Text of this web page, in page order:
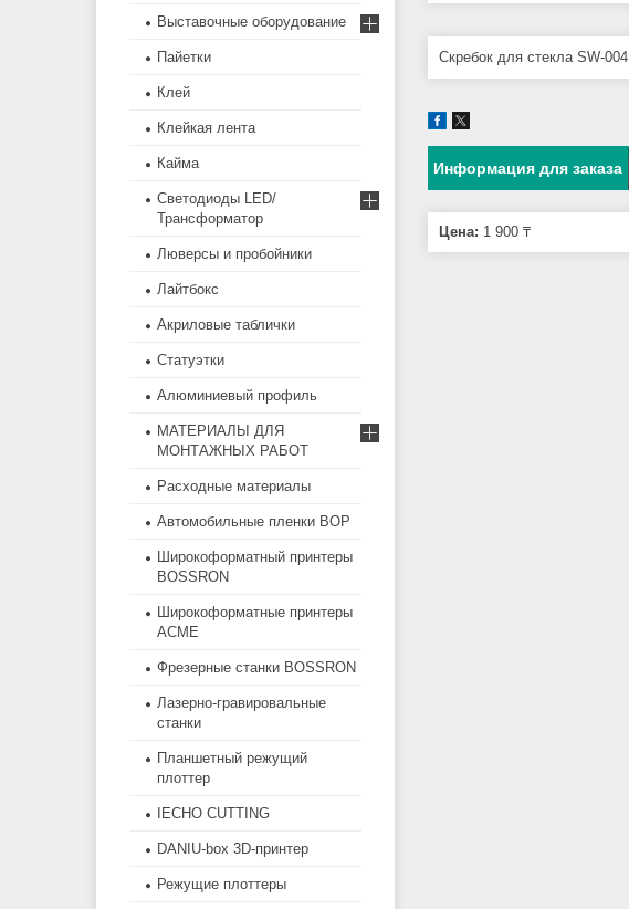
Скребок для стекла SW-004
Информация для заказа
Цена: 1 900 ₸
Выставочные оборудование
Пайетки
Клей
Клейкая лента
Кайма
Светодиоды LED/
Трансформатор
Люверсы и пробойники
Лайтбокс
Акриловые таблички
Статуэтки
Алюминиевый профиль
МАТЕРИАЛЫ ДЛЯ
МОНТАЖНЫХ РАБОТ
Расходные материалы
Автомобильные пленки BOP
Широкоформатный принтеры
BOSSRON
Широкоформатные принтеры
ACME
Фрезерные станки BOSSRON
Лазерно-гравировальные
станки
Планшетный режущий
плоттер
IECHO CUTTING
DANIU-box 3D-принтер
Режущие плоттеры